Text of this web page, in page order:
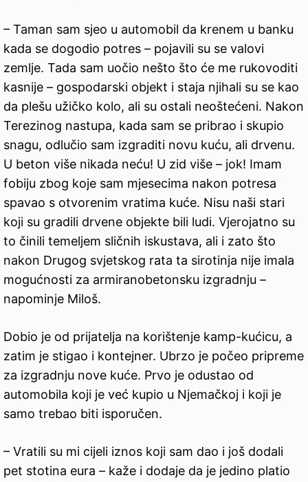
– Taman sam sjeo u automobil da krenem u banku
kada se dogodio potres – pojavili su se valovi
zemlje. Tada sam uočio nešto što će me rukovoditi
kasnije – gospodarski objekt i staja njihali su se kao
da plešu užičko kolo, ali su ostali neoštećeni. Nakon
Terezinog nastupa, kada sam se pribrao i skupio
snagu, odlučio sam izgraditi novu kuću, ali drvenu.
U beton više nikada neću! U zid više – jok! Imam
fobiju zbog koje sam mjesecima nakon potresa
spavao s otvorenim vratima kuće. Nisu naši stari
koji su gradili drvene objekte bili ludi. Vjerojatno su
to činili temeljem sličnih iskustava, ali i zato što
nakon Drugog svjetskog rata ta sirotinja nije imala
mogućnosti za armiranobetonsku izgradnju –
napominje Miloš.
Dobio je od prijatelja na korištenje kamp-kućicu, a
zatim je stigao i kontejner. Ubrzo je počeo pripreme
za izgradnju nove kuće. Prvo je odustao od
automobila koji je već kupio u Njemačkoj i koji je
samo trebao biti isporučen.
– Vratili su mi cijeli iznos koji sam dao i još dodali
pet stotina eura – kaže i dodaje da je jedino platio